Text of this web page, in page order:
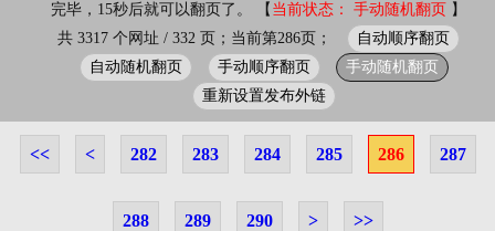
完毕，15秒后就可以翻页了。 【 当前状态： 手动随机翻页 】
共 3317 个网址 / 332 页；当前第286页；
自动顺序翻页
自动随机翻页
手动顺序翻页
手动随机翻页
重新设置发布外链
<< < 282 283 284 285 286 287
288 289 290 > >>